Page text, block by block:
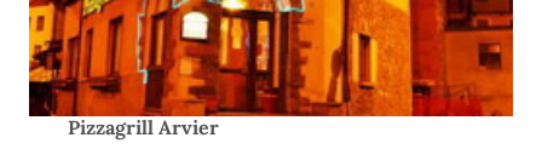
Pizzagrill Arvier